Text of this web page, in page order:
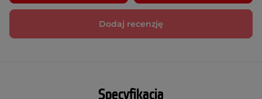
Dodaj recenzję